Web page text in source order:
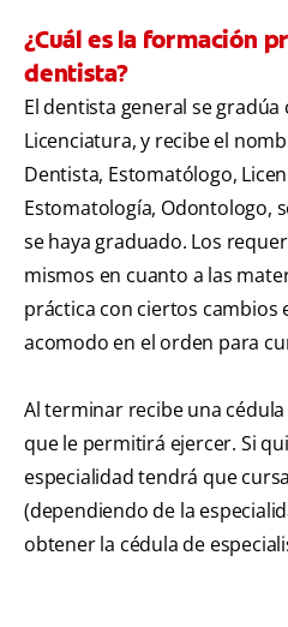
¿Cuál es la formación
dentista?
El dentista general se
Licenciatura, y recibe el
Dentista, Estomatólogo,
Estomatología, Odontologo,
se haya graduado. Los
mismos en cuanto a las
práctica con ciertos cambios
acomodo en el orden para
Al terminar recibe una
que le permitirá ejercer. Si
especialidad tendrá que
(dependiendo de la
obtener la cédula de